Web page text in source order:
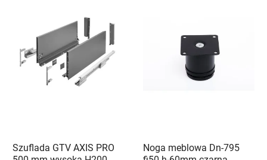
Szuflada GTV AXIS PRO
Noga meblowa Dn-795